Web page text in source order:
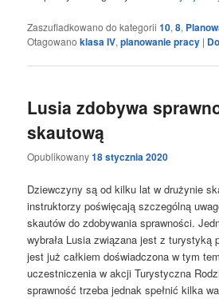
Zaszufladkowano do kategorii 10,8,
Otagowano klasa IV,planowanie pracy |
Lusia zdobywa
skautową
Opublikowany18 stycznia 2020
Dziewczyny są od kilku lat w drużynie
instruktorzy poświęcają szczególną
skautów do zdobywania sprawności.
wybrała Lusia związana jest z turystyką
jest już całkiem doświadczona w tym
uczestniczenia w akcji Turystyczna
sprawność trzeba jednak spełnić kilka